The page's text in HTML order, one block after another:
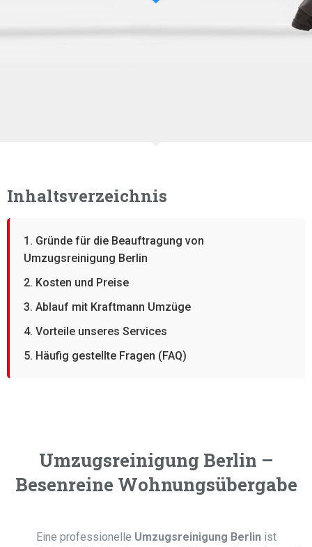
Inhaltsverzeichnis
1. Gründe für die Beauftragung von
Umzugsreinigung Berlin
2. Kosten und Preise
3. Ablauf mit Kraftmann Umzüge
4. Vorteile unseres Services
5. Häufig gestellte Fragen (FAQ)
Umzugsreinigung Berlin –
Besenreine Wohnungsübergabe
Eine professionelle Umzugsreinigung Berlinist